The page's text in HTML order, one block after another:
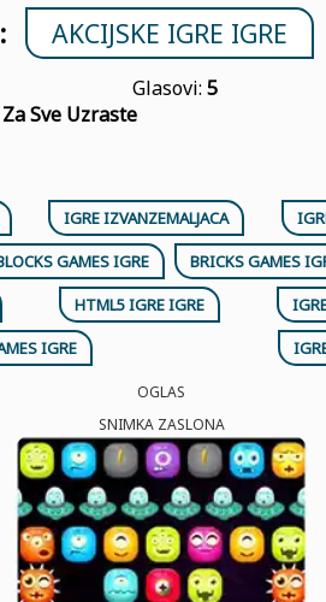
AKCIJSKE IGRE IGRE
Glasovi: 5
Za Sve Uzraste
IGRE IZVANZEMALJACA
GAMES IGRE
BRICKS GAMES
HTML5 IGRE IGRE
IGRE
OGLAS
SNIMKA ZASLONA